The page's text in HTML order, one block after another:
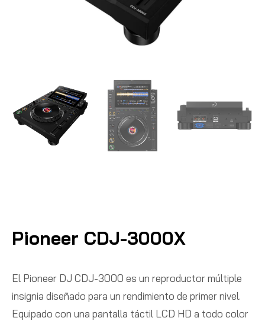
Pioneer CDJ-3000X
El Pioneer DJ CDJ-3000 es un reproductor múltiple
insignia diseñado para un rendimiento de primer nivel.
Equipado con una pantalla táctil LCD HD a todo color